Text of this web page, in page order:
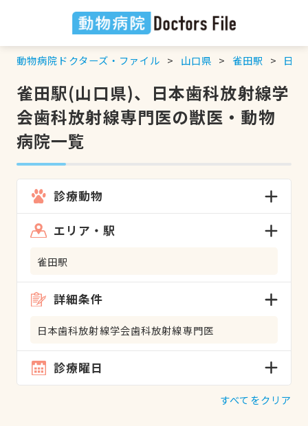
動物病院ドクターズ・ファイル 山口県 雀田駅 日本
雀田駅(山口県)、日本歯科放射線学
会歯科放射線専門医の獣医・動物
病院一覧
診療動物
エリア・駅
雀田駅
詳細条件
日本歯科放射線学会歯科放射線専門医
診療曜日
すべてをクリア